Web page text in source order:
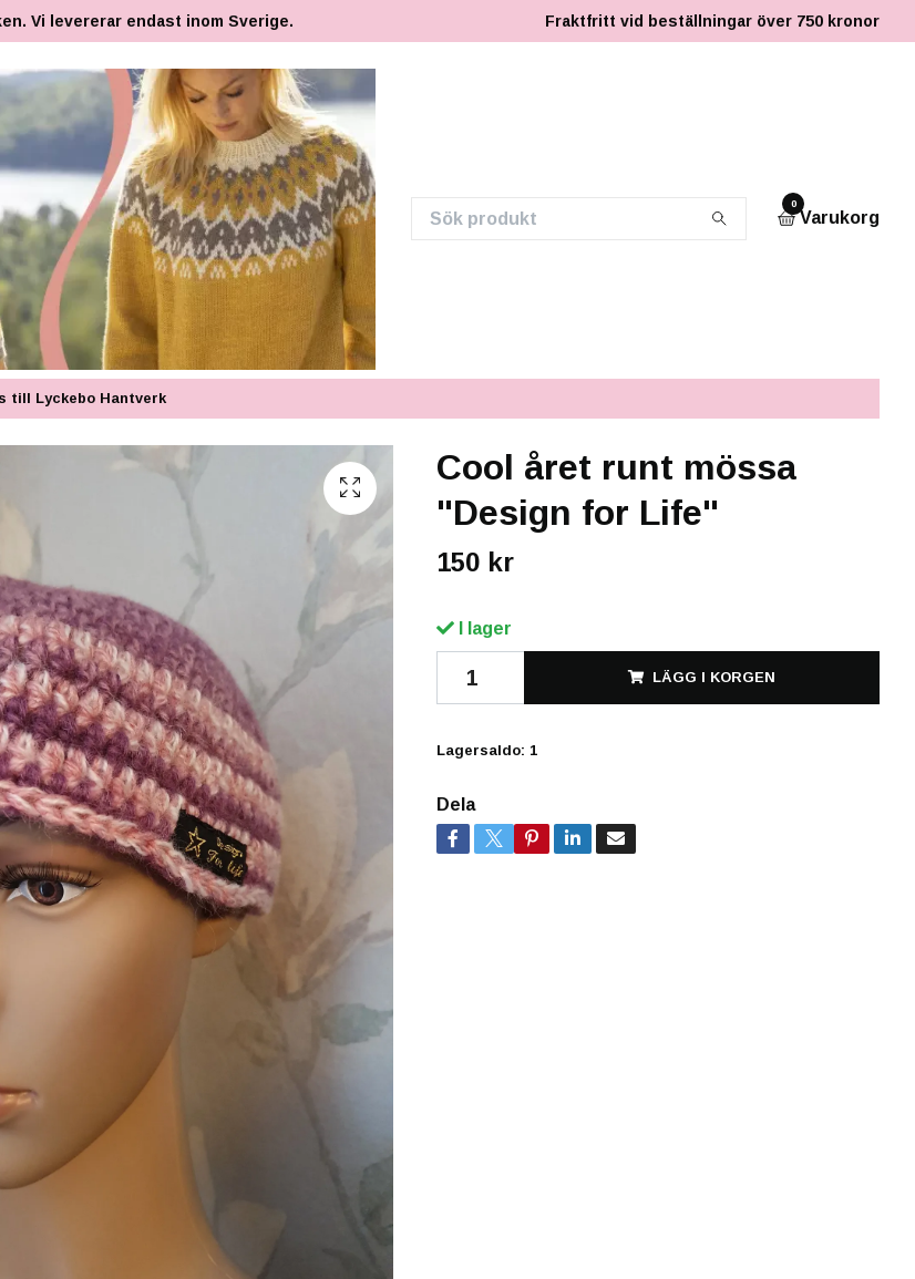
Vi levererar endast inom Sverige. Fraktfritt vid beställningar över 750 kronor
0
Varukorg
till Lyckebo Hantverk
Cool året runt mössa
"Design for Life"
150 kr
I lager
LÄGG I KORGEN
Lagersaldo: 1
Dela